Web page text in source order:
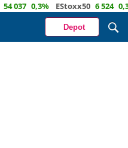
037 0,3% EStoxx50 6 524
Depot